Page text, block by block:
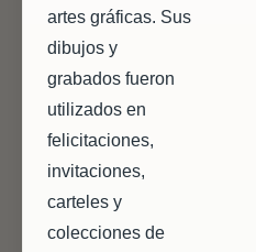
artes gráficas. Sus
dibujos y
grabados fueron
utilizados en
felicitaciones,
invitaciones,
carteles y
colecciones de